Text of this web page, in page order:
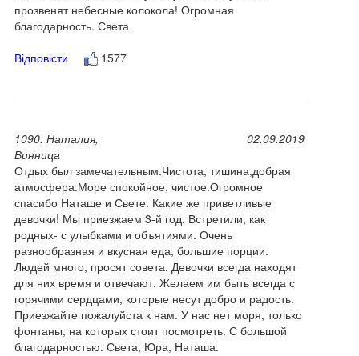
прозвенят небесные колокола! Огромная
благодарность. Света
Відповісти
1577
1090. Наталия,
Винница
02.09.2019
Отдых был замечательным.Чистота, тишина,добрая
атмосфера.Море спокойное, чистое.Огромное
спасибо Наташе и Свете. Какие же приветливые
девочки! Мы приезжаем 3-й год. Встретили, как
родных- с улыбками и объятиями. Очень
разнообразная и вкусная еда, большие порции.
Людей много, просят совета. Девочки всегда находят
для них время и отвечают. Желаем им быть всегда с
горячими сердцами, которые несут добро и радость.
Приезжайте пожалуйста к нам. У нас нет моря, только
фонтаны, на которых стоит посмотреть. С большой
благодарностью. Света, Юра, Наташа.